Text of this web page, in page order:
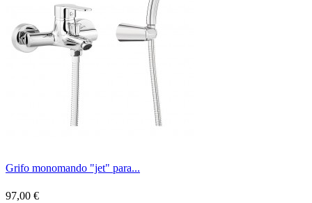
Grifo monomando "jet" para...
97,00 €